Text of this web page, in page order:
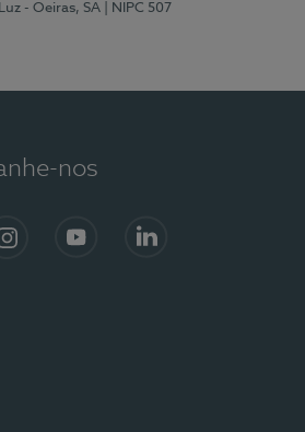
- Oeiras, SA
| NIPC 507
nos